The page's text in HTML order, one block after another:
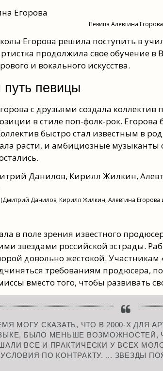
Певица Алевтина Егорова
Егорова решила поступить в
продолжила свое обучение в
и вокального искусства.
путь певицы
с друзьями создала
в стиле поп-фолк-рок. Егорова
быстро стал известным в
расти, и амбициозные музыканты
(Дмитрий Данилов, Кирилл Жилкин, Алевтина Егорова
в поле зрения известного
звездами российской эстрады.
довольно жестокой. Участникам
требованиям продюсера,
вместо того, чтобы развивать
МОГУ СКАЗАТЬ, ЧТО В 2000-Х ДЛЯ
БЫЛО МЕНЬШЕ ВОЗМОЖНОСТЕЙ,
ВСЕ И ПРАКТИЧЕСКИ У ВСЕХ
УСЛОВИЯ ПО КОНТРАКТУ. ... ЗВЕЗДЫ